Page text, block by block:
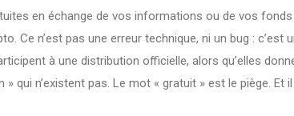
en échange de vos informations ou de vos fonds
Ce n’est pas une erreur technique, ni un bug : c’est
à une distribution officielle, alors qu’elles
qui n’existent pas. Le mot « gratuit » est le piège. Et